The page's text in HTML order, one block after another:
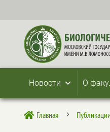
Новости О
 Главная 5 Публикации